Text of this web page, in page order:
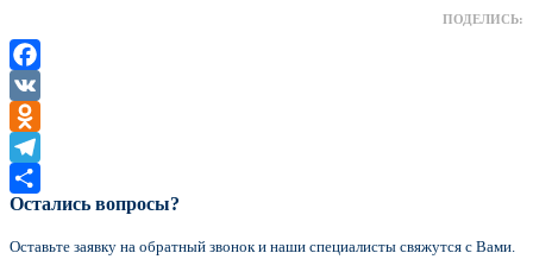
ПОДЕЛИСЬ:
Facebook
VK
Odnoklassniki
Telegram
Отправить
Остались вопросы?
Оставьте заявку на обратный звонок и наши специалисты свяжутся с Вами.